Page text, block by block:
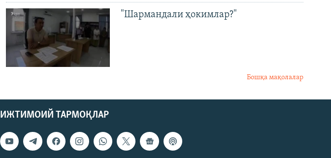
"Шармандали ҳокимлар?"
Бошқа мақолалар
ИЖТИМОИЙ ТАРМОҚЛАР